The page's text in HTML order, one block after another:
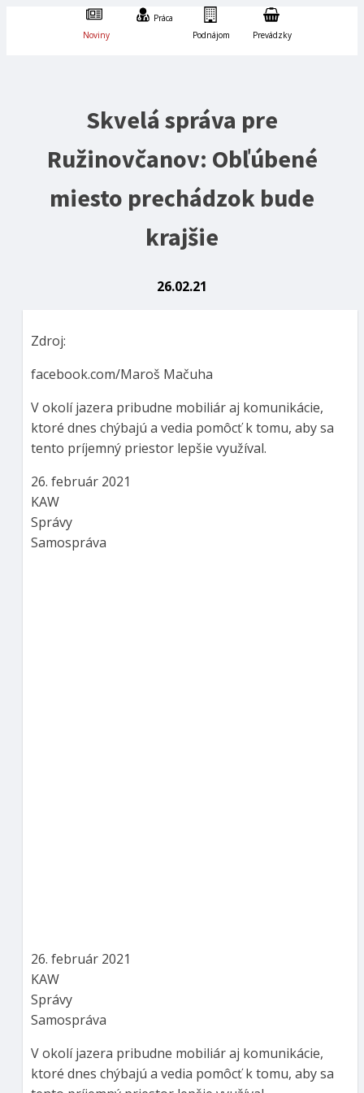
Noviny
Práca
Podnájom
Prevádzky
Skvelá správa pre
Ružinovčanov: Obľúbené
miesto prechádzok bude
krajšie
26.02.21
Zdroj:
facebook.com/Maroš Mačuha
V okolí jazera pribudne mobiliár aj komunikácie,
ktoré dnes chýbajú a vedia pomôcť k tomu, aby sa
tento príjemný priestor lepšie využíval.
26. február 2021
KAW
Správy
Samospráva
26. február 2021
KAW
Správy
Samospráva
V okolí jazera pribudne mobiliár aj komunikácie,
ktoré dnes chýbajú a vedia pomôcť k tomu, aby sa